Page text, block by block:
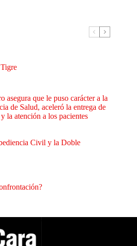
asegura que le puso carácter a la
de Salud, aceleró la entrega de
la atención a los pacientes
Civil y la Doble